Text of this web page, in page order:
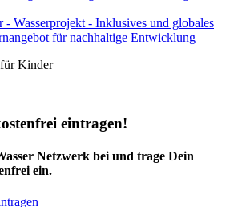
- Wasserprojekt - Inklusives und globales
für nachhaltige Entwicklung
Kinder
eintragen!
Netzwerk bei und trage Dein
ein.